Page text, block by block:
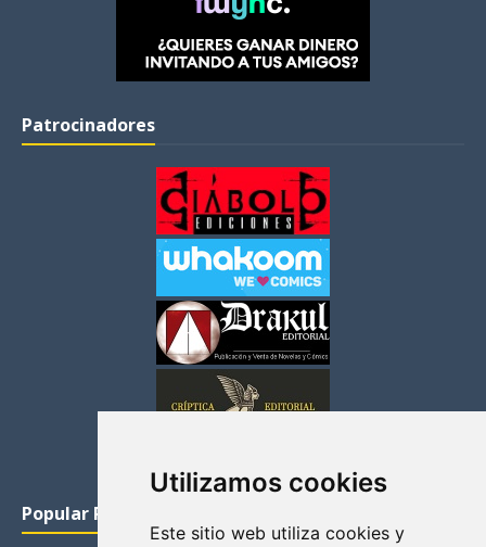
Utilizamos cookies
Este sitio web utiliza cookies y
Patrocinadores
Popular Posts